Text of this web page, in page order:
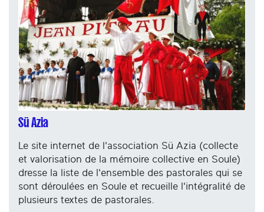
Sü Azia
Le site internet de l'association Sü Azia (collecte
et valorisation de la mémoire collective en Soule)
dresse la liste de l'ensemble des pastorales qui se
sont déroulées en Soule et recueille l'intégralité de
plusieurs textes de pastorales.